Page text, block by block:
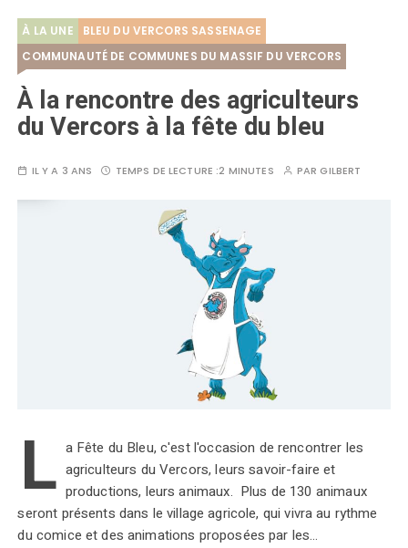
À LA UNE
BLEU DU VERCORS SASSENAGE
COMMUNAUTÉ DE COMMUNES DU MASSIF DU VERCORS
À la rencontre des agriculteurs
du Vercors à la fête du bleu
IL Y A 3 ANS TEMPS DE LECTURE :2 MINUTES PARGILBERT
L a Fête du Bleu, c'est l'occasion de rencontrer les
agriculteurs du Vercors, leurs savoir-faire et
productions, leurs animaux. Plus de 130 animaux
seront présents dans le village agricole, qui vivra au rythme
du comice et des animations proposées par les…